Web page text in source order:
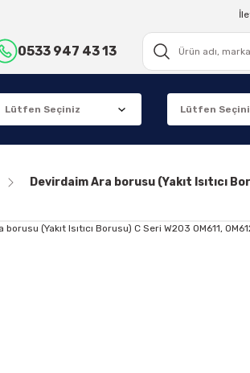
0533 947 43 13
Devirdaim Ara borusu (Yakıt Isıtıcı